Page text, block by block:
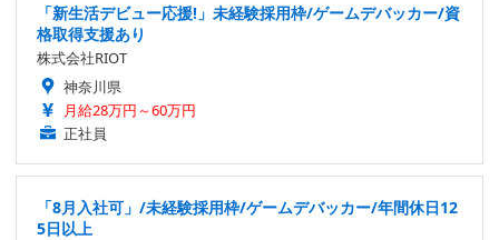
「新生活デビュー応援!」未経験採用枠/ゲームデバッカー/資
格取得支援あり
株式会社RIOT
神奈川県
月給28万円～60万円
正社員
「8月入社可」/未経験採用枠/ゲームデバッカー/年間休日12
5日以上